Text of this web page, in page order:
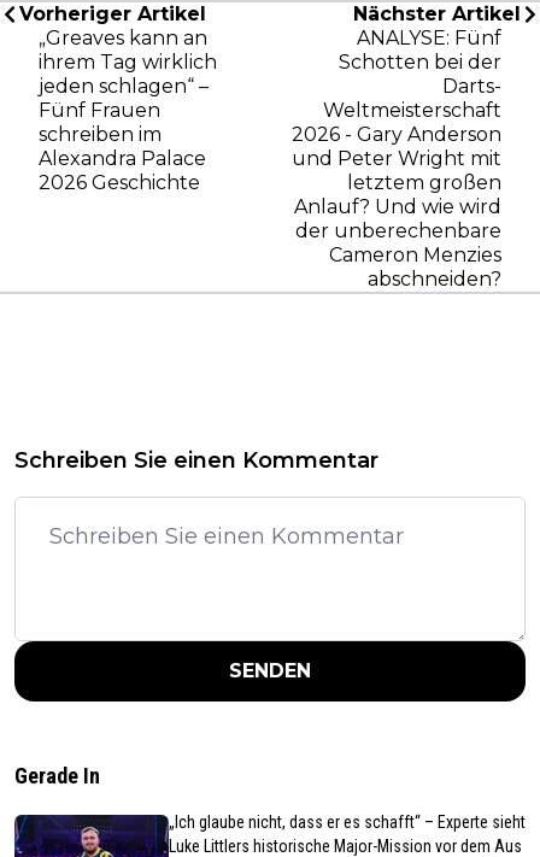
Vorheriger Artikel
„Greaves kann an
ihrem Tag wirklich
jeden schlagen“ –
Fünf Frauen
schreiben im
Alexandra Palace
2026 Geschichte
Nächster Artikel
ANALYSE: Fünf
Schotten bei der
Darts-
Weltmeisterschaft
2026 - Gary Anderson
und Peter Wright mit
letztem großen
Anlauf? Und wie wird
der unberechenbare
Cameron Menzies
abschneiden?
Schreiben Sie einen Kommentar
SENDEN
Gerade In
„Ich glaube nicht, dass er es schafft“ – Experte sieht
Luke Littlers historische Major-Mission vor dem Aus